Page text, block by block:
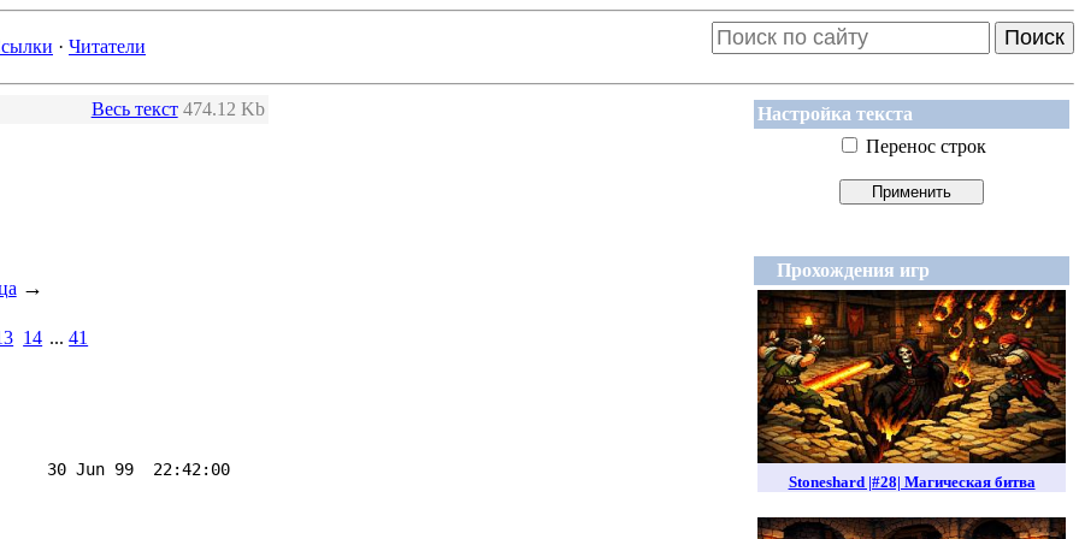
· Читатели Поиск
Настройка текста
Перенос строк
Прохождения игр
Stoneshard |#28| Магическая битва
Весь текст 474.12 Kb
→
14 ...41